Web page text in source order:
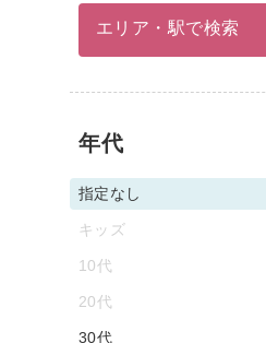
エリア・駅で検索
年代
指定なし
キッズ
10代
20代
30代